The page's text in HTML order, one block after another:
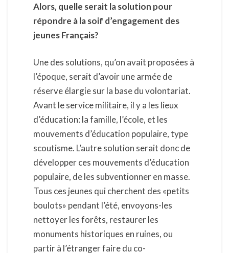
Alors, quelle serait la solution pour
répondre à la soif d’engagement des
jeunes Français?
Une des solutions, qu’on avait proposées à
l’époque, serait d’avoir une armée de
réserve élargie sur la base du volontariat.
Avant le service militaire, il y a les lieux
d’éducation: la famille, l’école, et les
mouvements d’éducation populaire, type
scoutisme. L’autre solution serait donc de
développer ces mouvements d’éducation
populaire, de les subventionner en masse.
Tous ces jeunes qui cherchent des «petits
boulots» pendant l’été, envoyons-les
nettoyer les forêts, restaurer les
monuments historiques en ruines, ou
partir à l’étranger faire du co-